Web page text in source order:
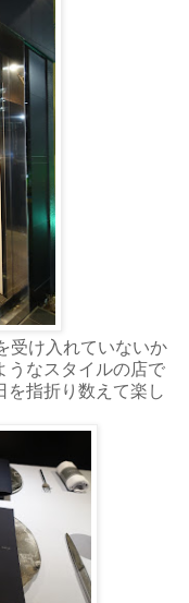
受け入れていないか
うなスタイルの店で
を指折り数えて楽し